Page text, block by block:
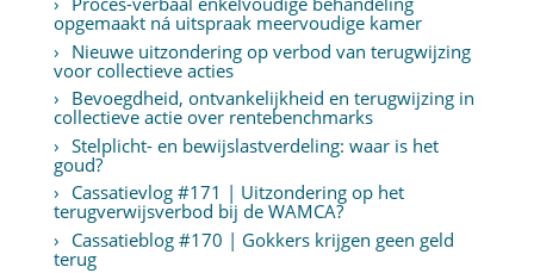
opgemaakt ná uitspraak meervoudige kamer
Nieuwe uitzondering op verbod van terugwijzing
voor collectieve acties
Bevoegdheid, ontvankelijkheid en terugwijzing in
collectieve actie over rentebenchmarks
Stelplicht- en bewijslastverdeling: waar is het
goud?
Cassatievlog #171 | Uitzondering op het
terugverwijsverbod bij de WAMCA?
Cassatieblog #170 | Gokkers krijgen geen geld
terug